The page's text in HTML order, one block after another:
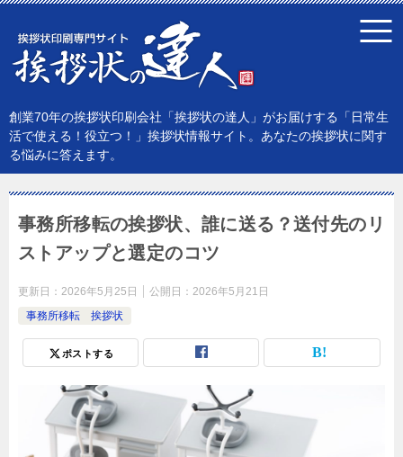
創業70年の挨拶状印刷会社「挨拶状の達人」がお届けする「日常生
活で使える！役立つ！」挨拶状情報サイト。あなたの挨拶状に関す
る悩みに答えます。
事務所移転の挨拶状、誰に送る？送付先のリ
ストアップと選定のコツ
更新日： 2026年5月25日 公開日： 2026年5月21日
事務所移転 挨拶状
ポストする